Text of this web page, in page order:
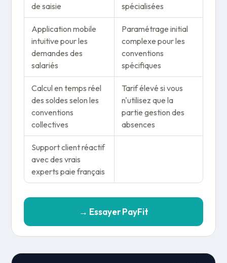
de saisie
spécialisées
Application mobile
intuitive pour les
demandes des
salariés
Paramétrage initial
complexe pour les
conventions
spécifiques
Calcul en temps réel
des soldes selon les
conventions
collectives
Tarif élevé si vous
n'utilisez que la
partie gestion des
absences
Support client réactif
avec des vrais
experts paie français
→ Essayer PayFit